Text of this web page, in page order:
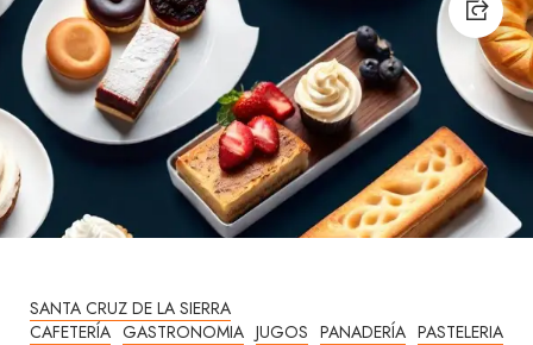
SANTA CRUZ DE LA SIERRA
CAFETERÍA GASTRONOMIA JUGOS PANADERÍA PASTELERIA